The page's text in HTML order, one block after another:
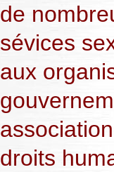
de
sévices
aux
droits